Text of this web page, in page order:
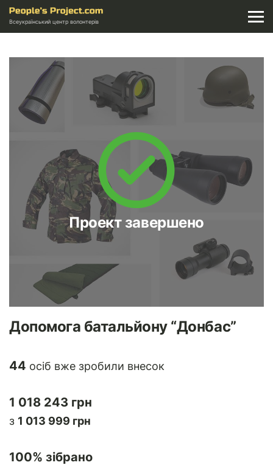
Всеукраїнський центр волонтерів
Проект завершено
Допомога батальйону “Донбас”
44 осіб вже зробили внесок
1 018 243 грн
з 1 013 999 грн
100% зібрано